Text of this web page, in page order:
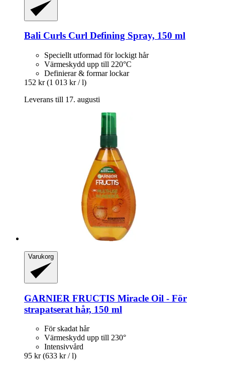
Bali Curls Curl Defining Spray, 150 ml
Speciellt utformad för lockigt hår
Värmeskydd upp till 220°C
Definierar & formar lockar
152 kr (1 013 kr / l)
Leverans till 17. augusti
Varukorg
GARNIER FRUCTIS Miracle Oil -​ För
strapatserat hår, 150 ml
För skadat hår
Värmeskydd upp till 230°
Intensivvård
95 kr (633 kr / l)